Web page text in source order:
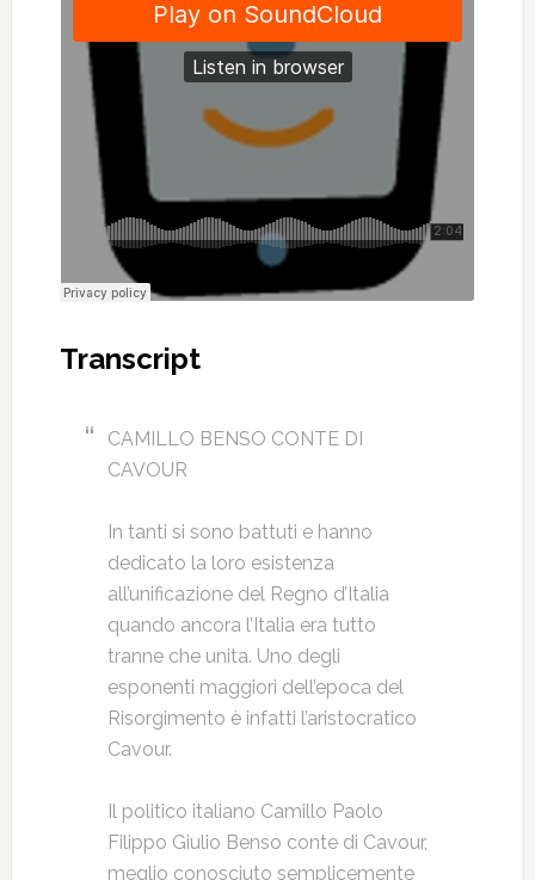
Transcript
CAMILLO BENSO CONTE DI
CAVOUR
In tanti si sono battuti e hanno
dedicato la loro esistenza
all’unificazione del Regno d’Italia
quando ancora l’Italia era tutto
tranne che unita. Uno degli
esponenti maggiori dell’epoca del
Risorgimento è infatti l’aristocratico
Cavour.
Il politico italiano Camillo Paolo
Filippo Giulio Benso conte di Cavour,
meglio conosciuto semplicemente